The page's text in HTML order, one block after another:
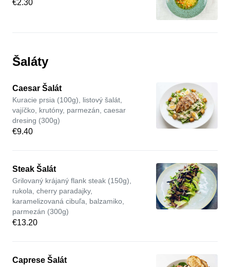
€2.30
Šaláty
Caesar Šalát
Kuracie prsia (100g), listový šalát,
vajíčko, krutóny, parmezán, caesar
dresing (300g)
€9.40
Steak Šalát
Grilovaný krájaný flank steak (150g),
rukola, cherry paradajky,
karamelizovaná cibuľa, balzamiko,
parmezán (300g)
€13.20
Caprese Šalát